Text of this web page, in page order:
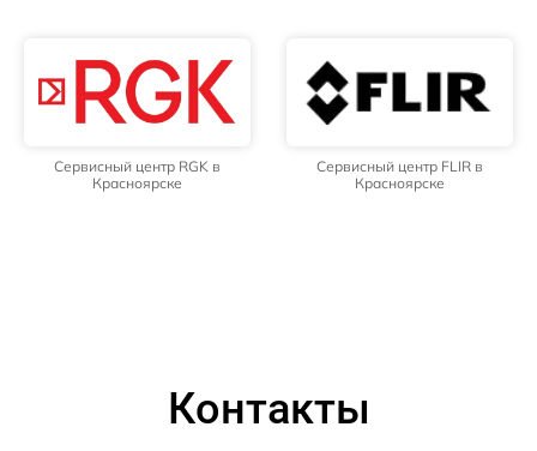
Сервисный центр RGK в
Красноярске
Сервисный центр FLIR в
Красноярске
Контакты